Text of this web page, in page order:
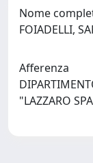
Nome
FOIADELLI,
Afferenza
"LAZZARO